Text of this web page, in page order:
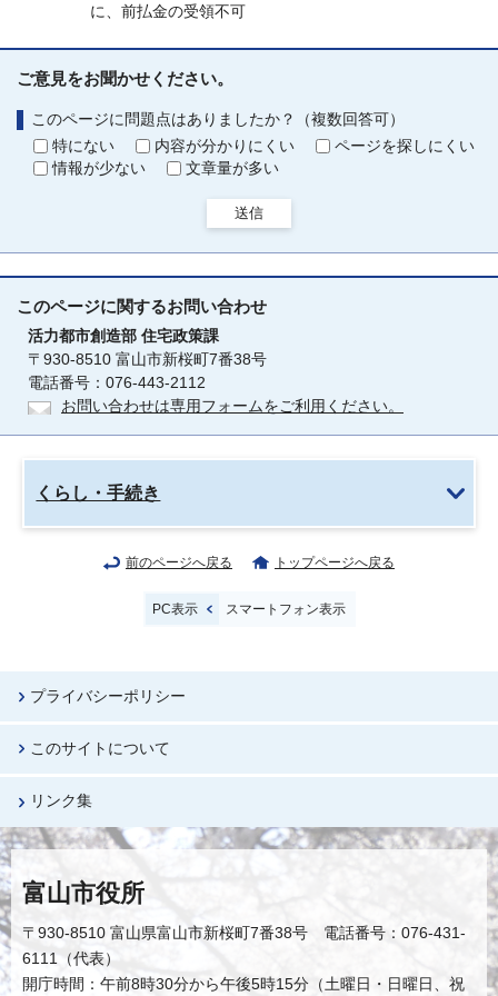
に、前払金の受領不可
ご意見をお聞かせください。
このページに問題点はありましたか？（複数回答可）
特にない
内容が分かりにくい
ページを探しにくい
情報が少ない
文章量が多い
送信
このページに関するお問い合わせ
活力都市創造部 住宅政策課
〒930-8510 富山市新桜町7番38号
電話番号：076-443-2112
お問い合わせは専用フォームをご利用ください。
くらし・手続き
前のページへ戻る トップページへ戻る
PC表示 スマートフォン表示
プライバシーポリシー
このサイトについて
リンク集
富山市役所
〒930-8510 富山県富山市新桜町7番38号 電話番号：076-431-
6111（代表）
開庁時間：午前8時30分から午後5時15分（土曜日・日曜日、祝